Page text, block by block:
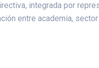
integrada por
entre academia,